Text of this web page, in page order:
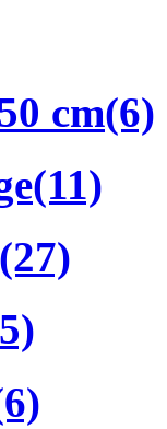
cm(6)
(11)
(27)